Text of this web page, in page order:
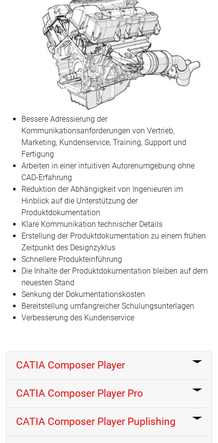
Bessere Adressierung der
Kommunikationsanforderungen von Vertrieb,
Marketing, Kundenservice, Training, Support und
Fertigung
Arbeiten in einer intuitiven Autorenumgebung ohne
CAD-Erfahrung
Reduktion der Abhängigkeit von Ingenieuren im
Hinblick auf die Unterstützung der
Produktdokumentation
Klare Kommunikation technischer Details
Erstellung der Produktdokumentation zu einem frühen
Zeitpunkt des Designzyklus
Schnellere Produkteinführung
Die Inhalte der Produktdokumentation bleiben auf dem
neuesten Stand
Senkung der Dokumentationskosten
Bereitstellung umfangreicher Schulungsunterlagen
Verbesserung des Kundenservice
CATIA Composer Player
CATIA Composer Player Pro
CATIA Composer Player Puplishing